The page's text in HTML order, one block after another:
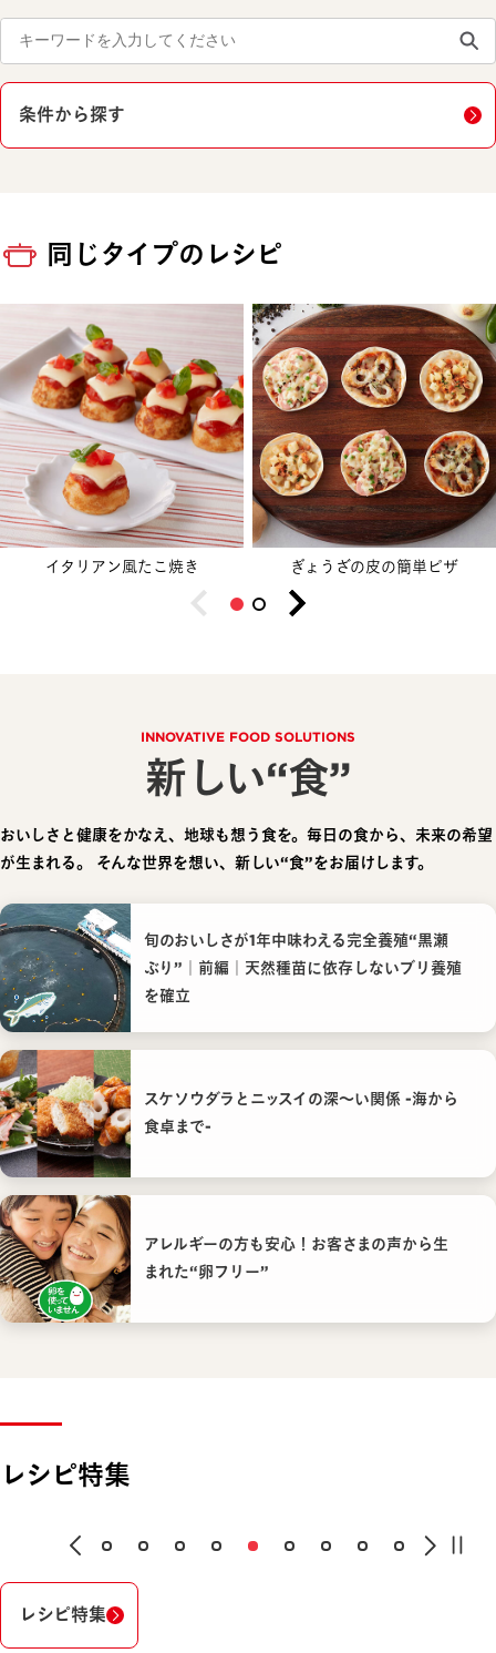
条件から探す
同じタイプのレシピ
イタリアン風たこ焼き ぎょうざの皮の簡単ピザ
INNOVATIVE FOOD SOLUTIONS
新しい“食”
おいしさと健康をかなえ、地球も想う食を。毎日の食から、未来の希望
が生まれる。
そんな世界を想い、新しい“食”をお届けします。
旬のおいしさが1年中味わえる完全養殖“黒瀬
ぶり”｜前編｜天然種苗に依存しないブリ養殖
を確立
スケソウダラとニッスイの深〜い関係 -海から
食卓まで-
アレルギーの方も安心！お客さまの声から生
まれた“卵フリー”
レシピ特集
レシピ特集